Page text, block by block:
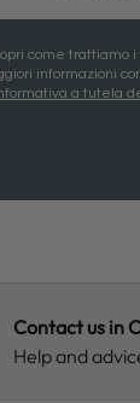
come trattiamo
informazioni
a tutela
Contact us in
Help and